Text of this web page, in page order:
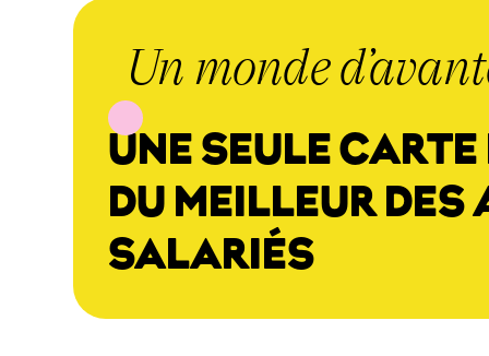
Un monde
UNE SEULE CARTE
DU MEILLEUR DES
SALARIÉS